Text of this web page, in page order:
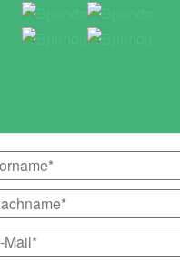
Newsletter abonnieren
Newsletter­anmeldung
Abonniere unseren
Wir informieren Dich